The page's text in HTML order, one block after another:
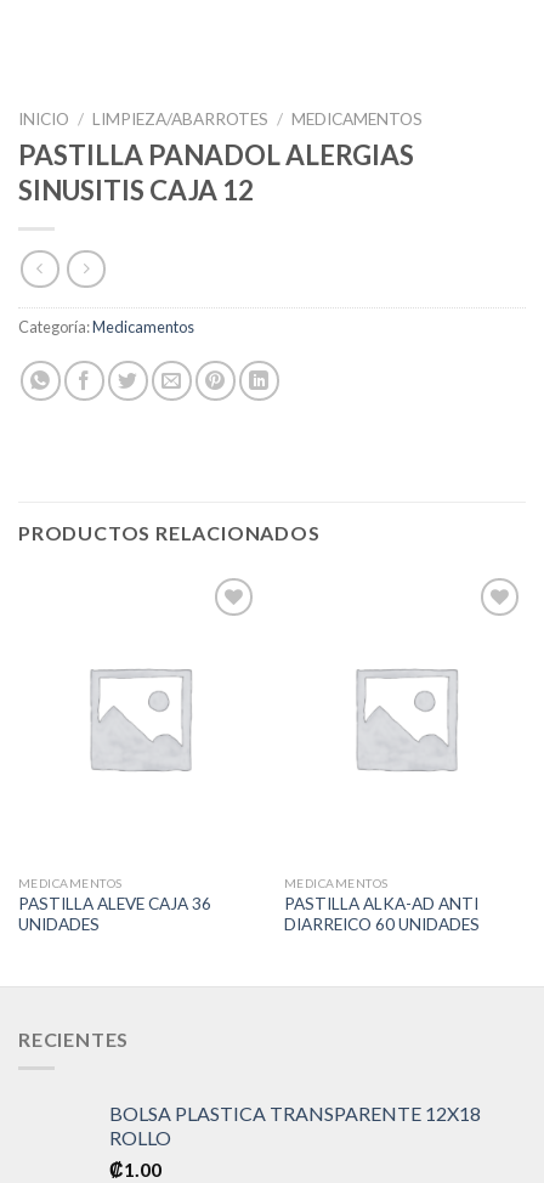
INICIO / LIMPIEZA/ABARROTES / MEDICAMENTOS
PASTILLA PANADOL ALERGIAS
SINUSITIS CAJA 12
Categoría:Medicamentos
PRODUCTOS RELACIONADOS
MEDICAMENTOS
PASTILLA ALEVE CAJA 36
UNIDADES
MEDICAMENTOS
PASTILLA ALKA-AD ANTI
DIARREICO 60 UNIDADES
RECIENTES
BOLSA PLASTICA TRANSPARENTE 12X18
ROLLO
₡1.00